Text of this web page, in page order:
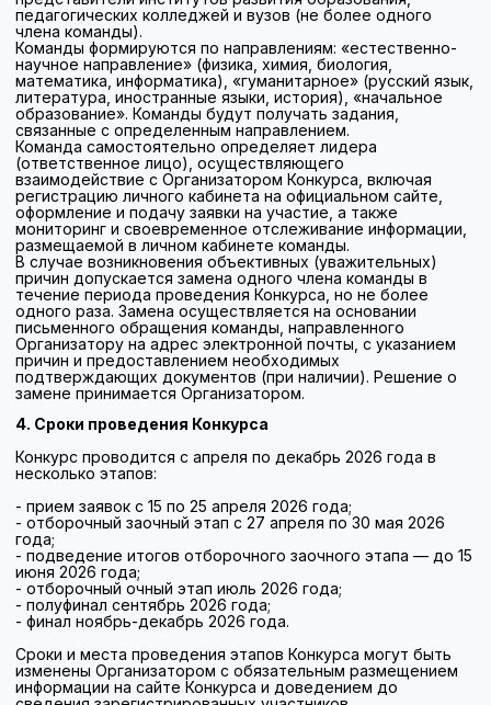
- отборочный заочный этап с 27 апреля по 30 мая 2026
года;
- подведение итогов отборочного заочного этапа — до 15
июня 2026 года;
- отборочный очный этап июль 2026 года;
- полуфинал сентябрь 2026 года;
- финал ноябрь-декабрь 2026 года.
Сроки и места проведения этапов Конкурса могут быть
изменены Организатором с обязательным размещением
информации на сайте Конкурса и доведением до
сведения зарегистрированных участников.
5. Конкурсные задания
На разных этапах Конкурса для участников
предусмотрены разные форматы заданий.
Задания отборочного заочного этапа:
- анализ видеоурока по заданным критериям;
- групповое собеседование (онлайн).
Задания отборочного очного этапа:
- решение кейсов, связанных с деятельностью
методических объединений;
- диагностика профессиональных компетенций.
Задания полуфинала:
- проведение открытого урока, спроектированного
командой;
- представление плана работы методического
объединения.
Задания финала:
- проведение анализа урока в форме беседы;
- «Методбой» - предложение вариантов решения
Подробное описание заданий с критериями оценивания
участники получают после допуска к конкретному этапу
доступны после окончания приёма заявок.
До участия в отборочном очном этапе будет допущено 15
команд (45 участников), в полуфинале участвуют 10
команд (30 участников), в финале — 5 команд (15
участников).
6. Жюри конкурса
Оценку прохождения конкурсных испытаний участниками
Конкурса осуществляет жюри Конкурса.
В состав жюри входят авторитетные представители
Жюри формируется Организатором для каждого этапа
Конкурса.
7. Награды Конкурса